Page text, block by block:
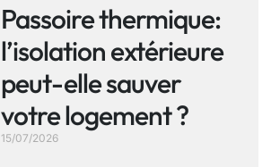
Passoire thermique:
l’isolation extérieure
peut-elle sauver
votre logement ?
15/07/2026